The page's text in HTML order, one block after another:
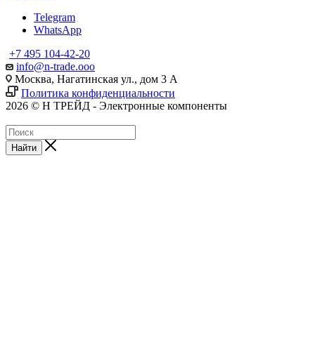
Telegram
WhatsApp
+7 495 104-42-20
info@n-trade.ooo
Москва, Нагатинская ул., дом 3 А
Политика конфиденциальности
2026 © Н ТРЕЙД - Электронные компоненты
Найти